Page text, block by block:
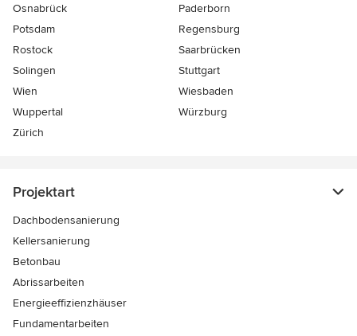
Osnabrück
Paderborn
Potsdam
Regensburg
Rostock
Saarbrücken
Solingen
Stuttgart
Wien
Wiesbaden
Wuppertal
Würzburg
Zürich
Projektart
Dachbodensanierung
Kellersanierung
Betonbau
Abrissarbeiten
Energieeffizienzhäuser
Fundamentarbeiten